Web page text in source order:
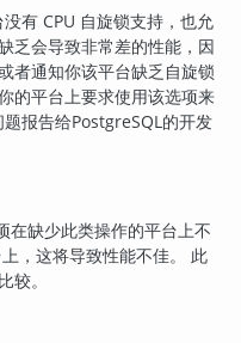
有 CPU 自旋锁支持，也允
乏会导致非常差的性能，因
者通知你该平台缺乏自旋锁
的平台上要求使用该选项来
题报告给PostgreSQL 的开发
在缺少此类操作的平台上不
，这将导致性能不佳。 此
较。